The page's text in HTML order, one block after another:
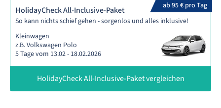
ab 95 € pro Tag
HolidayCheck All-Inclusive-Paket
So kann nichts schief gehen - sorgenlos und alles inklusive!
Kleinwagen
z.B. Volkswagen Polo
5 Tage vom 13.02 - 18.02.2026
HolidayCheck All-Inclusive-Paket vergleichen